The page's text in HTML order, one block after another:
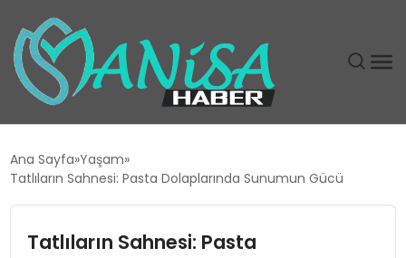
EKONOMI
Ana Sayfa Yaşam
Tatlıların Sahnesi: Pasta Dolaplarında Sunumun Gücü
Tatlıların Sahnesi: Pasta